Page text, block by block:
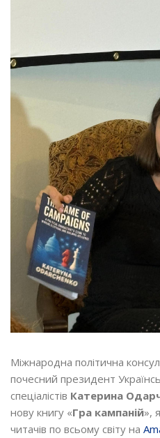
Міжнародна політична
почесний президент
спеціалістів Катерина
нову книгу «Гра кампаній»,
читачів по всьому світу на